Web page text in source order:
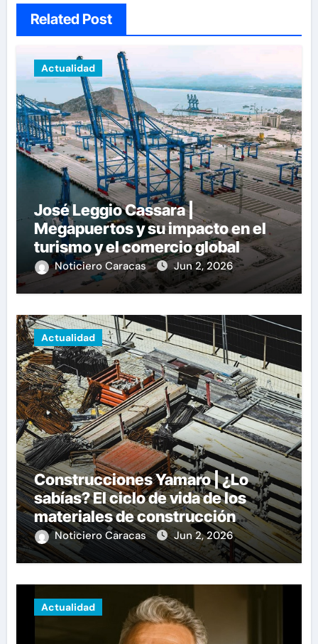
Related Post
Actualidad
José Leggio Cassara |
Megapuertos y su impacto en el
turismo y el comercio global
Noticiero Caracas Jun 2, 2026
Actualidad
Construcciones Yamaro | ¿Lo
sabías? El ciclo de vida de los
materiales de construcción
revoluciona eficiencia en
proyectos modernos
Noticiero Caracas Jun 2, 2026
Actualidad